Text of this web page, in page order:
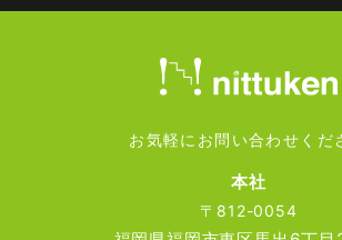
お気軽にお問い合わせくだ
本社
〒812-0054